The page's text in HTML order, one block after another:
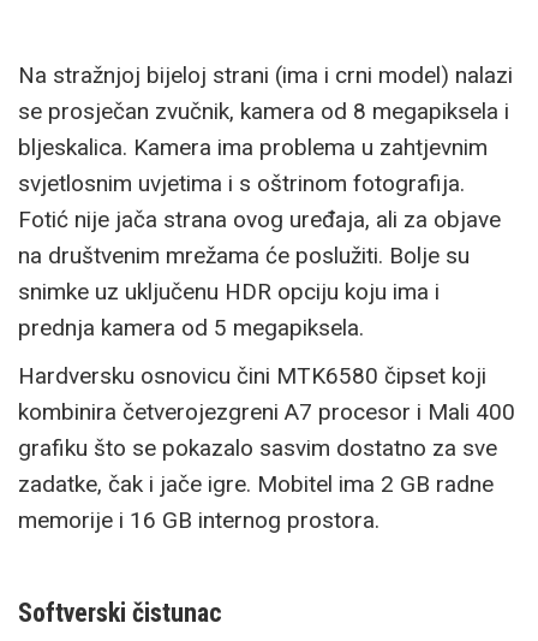
Na stražnjoj bijeloj strani (ima i crni model) nalazi
se prosječan zvučnik, kamera od 8 megapiksela i
bljeskalica. Kamera ima problema u zahtjevnim
svjetlosnim uvjetima i s oštrinom fotografija.
Fotić nije jača strana ovog uređaja, ali za objave
na društvenim mrežama će poslužiti. Bolje su
snimke uz uključenu HDR opciju koju ima i
prednja kamera od 5 megapiksela.
Hardversku osnovicu čini MTK6580 čipset koji
kombinira četverojezgreni A7 procesor i Mali 400
grafiku što se pokazalo sasvim dostatno za sve
zadatke, čak i jače igre. Mobitel ima 2 GB radne
memorije i 16 GB internog prostora.
Softverski čistunac